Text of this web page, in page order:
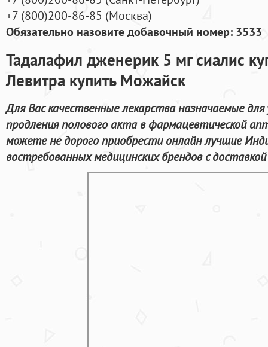
+7 (800)200-86-85 (Москва)
Обязательно назовите добавочный номер: 3533
Тадалафил дженерик 5 мг сиалис
Левитра купить Можайск
Для Вас качественные лекарства назначаемые
продления полового акта в фармацевтической
можете не дорого приобрести онлайн лучшие
востребованных медицинских брендов с